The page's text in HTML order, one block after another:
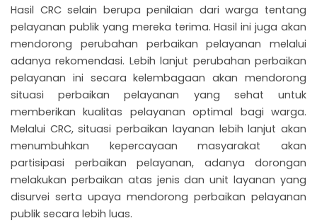
Hasil CRC selain berupa penilaian dari warga tentang
pelayanan publik yang mereka terima. Hasil ini juga akan
mendorong perubahan perbaikan pelayanan melalui
adanya rekomendasi. Lebih lanjut perubahan perbaikan
pelayanan ini secara kelembagaan akan mendorong
situasi perbaikan pelayanan yang sehat untuk
memberikan kualitas pelayanan optimal bagi warga.
Melalui CRC, situasi perbaikan layanan lebih lanjut akan
menumbuhkan kepercayaan masyarakat akan
partisipasi perbaikan pelayanan, adanya dorongan
melakukan perbaikan atas jenis dan unit layanan yang
disurvei serta upaya mendorong perbaikan pelayanan
publik secara lebih luas.